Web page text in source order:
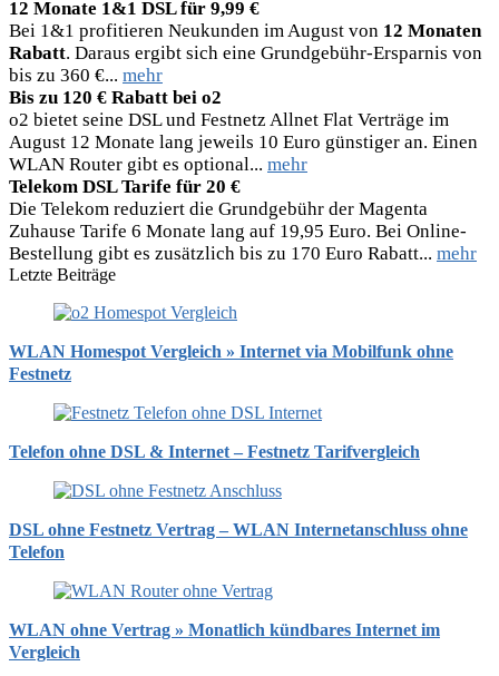
12 Monate 1&1 DSL für 9,99 €
Bei 1&1 profitieren Neukunden im August von 12 Monaten
Rabatt. Daraus ergibt sich eine Grundgebühr-Ersparnis von
bis zu 360 €... mehr
Bis zu 120 € Rabatt bei o2
o2 bietet seine DSL und Festnetz Allnet Flat Verträge im
August 12 Monate lang jeweils 10 Euro günstiger an. Einen
WLAN Router gibt es optional... mehr
Telekom DSL Tarife für 20 €
Die Telekom reduziert die Grundgebühr der Magenta
Zuhause Tarife 6 Monate lang auf 19,95 Euro. Bei Online-
Bestellung gibt es zusätzlich bis zu 170 Euro Rabatt... mehr
Letzte Beiträge
WLAN Homespot Vergleich » Internet via Mobilfunk ohne
Festnetz
Telefon ohne DSL & Internet – Festnetz Tarifvergleich
DSL ohne Festnetz Vertrag – WLAN Internetanschluss ohne
Telefon
WLAN ohne Vertrag » Monatlich kündbares Internet im
Vergleich